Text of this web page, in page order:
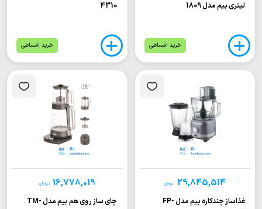
لیتری بیم مدل 1809
خرید اقساطی
4310
خرید اقساطی
29,845,514 تومان
غذاساز چندکاره بیم مدل FP-
16,778,019 تومان
چای ساز روی هم بیم مدل TM-